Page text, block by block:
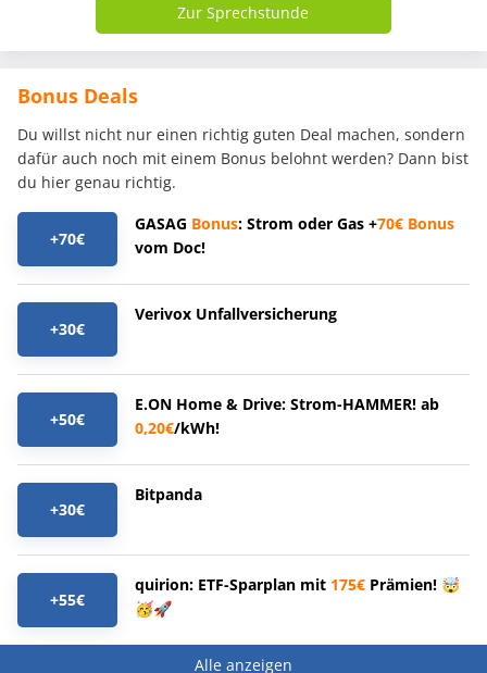
Zur Sprechstunde
Bonus Deals
Du willst nicht nur einen richtig guten Deal machen, sondern
dafür auch noch mit einem Bonus belohnt werden? Dann bist
du hier genau richtig.
+70€
GASAG Bonus: Strom oder Gas +70€ Bonus
vom Doc!
+30€
Verivox Unfallversicherung
+50€
E.ON Home & Drive: Strom-HAMMER! ab
0,20€/kWh!
+30€
Bitpanda
+55€
quirion: ETF-Sparplan mit 175€ Prämien! 🤯
🥳🚀
Alle anzeigen